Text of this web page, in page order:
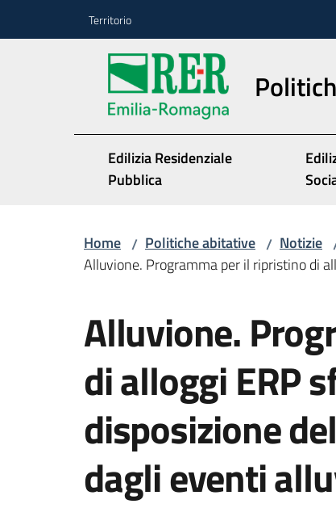
Territorio
Edilizia Residenziale
Pubblica
Home / Politiche abitative / Notizie
Alluvione. Programma per il ripristino di
Alluvione.
di alloggi ERP
disposizione
dagli eventi